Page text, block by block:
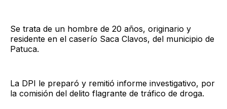
Se trata de un hombre de 20 años, originario y
residente en el caserío Saca Clavos, del municipio de
Patuca.
La DPI le preparó y remitió informe investigativo, por
la comisión del delito flagrante de tráfico de droga.